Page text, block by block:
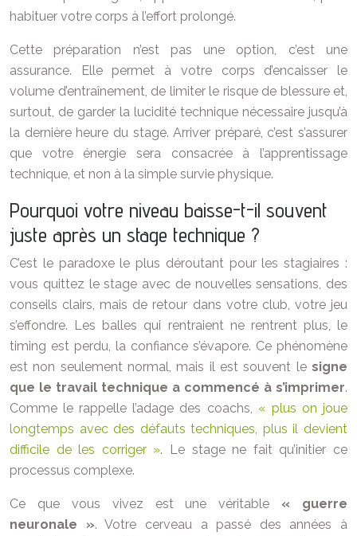
habituer votre corps à l’effort prolongé.
Cette préparation n’est pas une option, c’est une
assurance. Elle permet à votre corps d’encaisser le
volume d’entraînement, de limiter le risque de blessure et,
surtout, de garder la lucidité technique nécessaire jusqu’à
la dernière heure du stage. Arriver préparé, c’est s’assurer
que votre énergie sera consacrée à l’apprentissage
technique, et non à la simple survie physique.
Pourquoi votre niveau baisse-t-il souvent
juste après un stage technique ?
C’est le paradoxe le plus déroutant pour les stagiaires :
vous quittez le stage avec de nouvelles sensations, des
conseils clairs, mais de retour dans votre club, votre jeu
s’effondre. Les balles qui rentraient ne rentrent plus, le
timing est perdu, la confiance s’évapore. Ce phénomène
est non seulement normal, mais il est souvent le signe
que le travail technique a commencé à s’imprimer.
Comme le rappelle l’adage des coachs, « plus on joue
longtemps avec des défauts techniques, plus il devient
difficile de les corriger ». Le stage ne fait qu’initier ce
processus complexe.
Ce que vous vivez est une véritable « guerre
neuronale ». Votre cerveau a passé des années à